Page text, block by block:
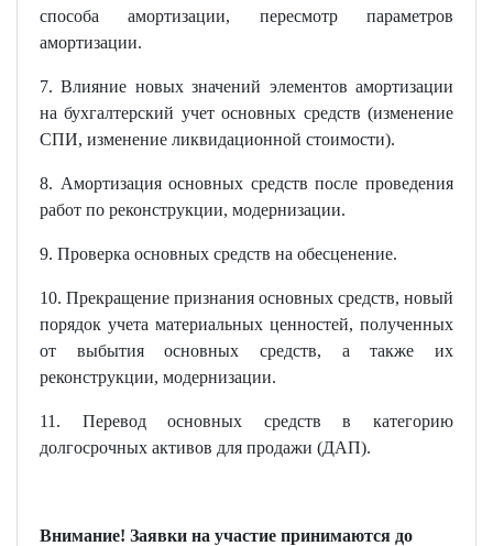
способа амортизации, пересмотр параметров
амортизации.
7. Влияние новых значений элементов амортизации
на бухгалтерский учет основных средств (изменение
СПИ, изменение ликвидационной стоимости).
8. Амортизация основных средств после проведения
работ по реконструкции, модернизации.
9. Проверка основных средств на обесценение.
10. Прекращение признания основных средств, новый
порядок учета материальных ценностей, полученных
от выбытия основных средств, а также их
реконструкции, модернизации.
11. Перевод основных средств в категорию
долгосрочных активов для продажи (ДАП).
Внимание! Заявки на участие принимаются до